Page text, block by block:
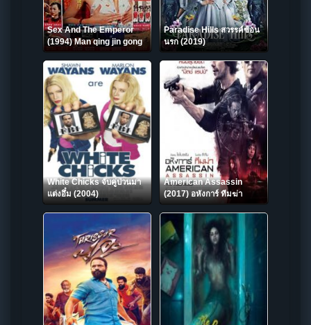
Sex And The Emperor
(1994) Man qing jin gong
qi an
Paradise Hills สวรรค์ซ้อน
นรก (2019)
White Chicks จับคู่ป่วนมา
แต่งอึ๋ม (2004)
American Assassin
(2017) อหังการ์ ทีมฆ่า